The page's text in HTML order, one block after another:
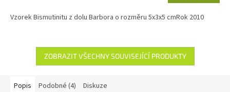
Vzorek Bismutinitu z dolu Barbora o rozměru 5x3x5 cmRok 2010
ZOBRAZIT VŠECHNY SOUVISEJÍCÍ PRODUKTY
Popis Podobné (4) Diskuze